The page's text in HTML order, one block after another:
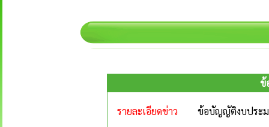
ข้
รายละเอียดข่าว ข้อบัญญัติงบประม